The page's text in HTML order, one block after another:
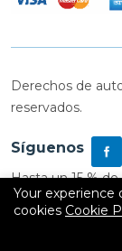
Derechos de
reservados.
Síguenos
Hasta un 15 %
Your experience
cookies Cookie